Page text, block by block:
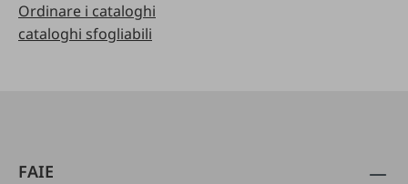
Ordinare i cataloghi
cataloghi sfogliabili
FAIE